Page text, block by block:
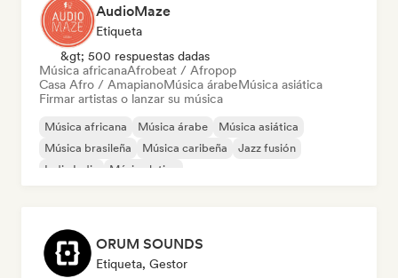
AudioMaze
Etiqueta
&gt; 500 respuestas dadas
Música africanaAfrobeat / Afropop
Casa Afro / AmapianoMúsica árabeMúsica asiática
Firmar artistas o lanzar su música
Música africana Música árabe
Música asiática
Música brasileña
Música caribeña
Jazz fusión
Indie India
Música latina
ORUM SOUNDS
Etiqueta, Gestor